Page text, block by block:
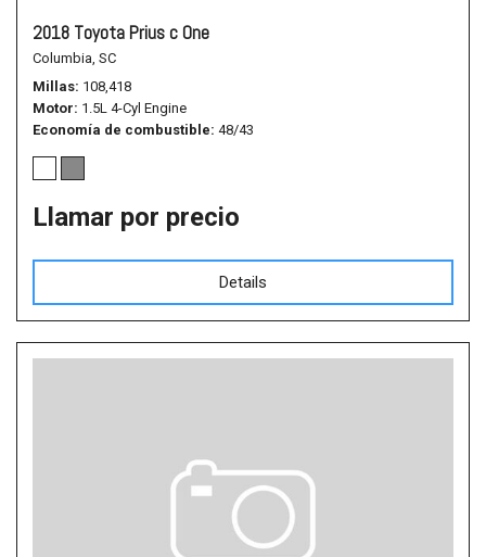
2018 Toyota Prius c One
Columbia, SC
Millas 108,418
Motor 1.5L 4-Cyl Engine
Economía de combustible 48/43
Llamar por precio
Details